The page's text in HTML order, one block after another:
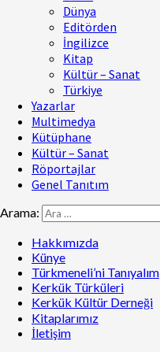
Dünya
Editörden
İngilizce
Kitap
Kültür – Sanat
Türkiye
Yazarlar
Multimedya
Kütüphane
Kültür – Sanat
Röportajlar
Genel Tanıtım
Arama:
Hakkımızda
Künye
Türkmeneli’ni Tanıyalım
Kerkük Türküleri
Kerkük Kültür Derneği
Kitaplarımız
İletişim